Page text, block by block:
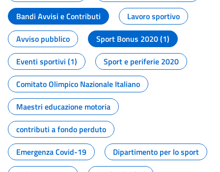
Bandi Avvisi e Contributi
Lavoro sportivo
Avviso pubblico
Sport Bonus 2020 (1)
Eventi sportivi (1)
Sport e periferie 2020
Comitato Olimpico Nazionale Italiano
Maestri educazione motoria
contributi a fondo perduto
Emergenza Covid-19
Dipartimento per lo sport